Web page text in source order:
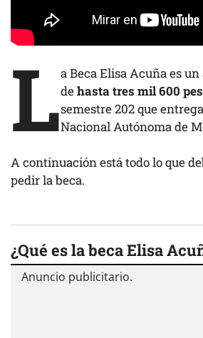
La Beca Elisa Acuña es
dehasta tres mil 600
semestre 202 que
Nacional Autónoma de
A continuación está todo lo que
pedir la beca.
¿Qué es la beca Elisa